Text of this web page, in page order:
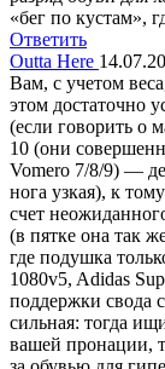
«бег по кустам»,
Ответить
Outta Here
Вам, с учетом
этом достаточно
(если говорить о
10 (они
Vomero 7/8/9) —
нога узкая), к
счет
(в пятке она так
где подушка
1080v5, Adidas
поддержки свода
сильная: тогда
вашей пронации,